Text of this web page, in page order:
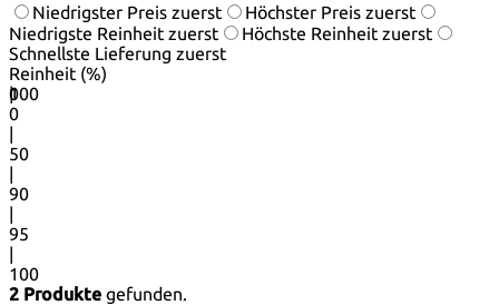
Niedrigster Preis zuerst
Höchster Preis zuerst
Niedrigste Reinheit zuerst
Höchste Reinheit zuerst
Schnellste Lieferung zuerst
Reinheit (%)
0
100
|
0
|
50
|
90
|
95
|
100
2 Produkte gefunden.